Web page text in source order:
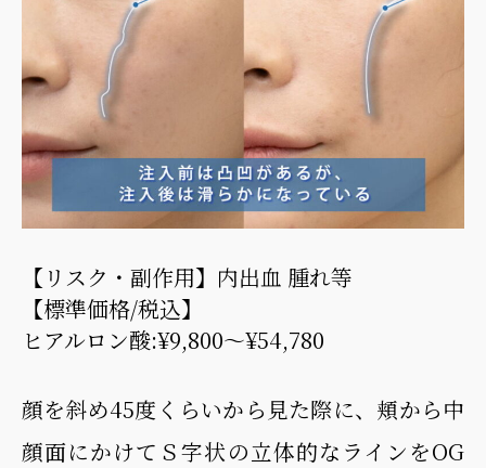
【リスク・副作用】内出血 腫れ等
【標準価格/税込】
ヒアルロン酸:¥9,800～¥54,780
顔を斜め45度くらいから見た際に、頬から中
顔面にかけてＳ字状の立体的なラインをOG